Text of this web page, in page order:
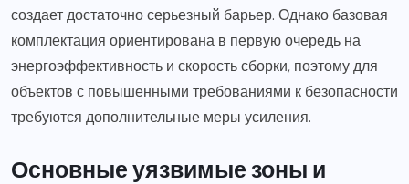
создает достаточно серьезный барьер. Однако базовая
комплектация ориентирована в первую очередь на
энергоэффективность и скорость сборки, поэтому для
объектов с повышенными требованиями к безопасности
требуются дополнительные меры усиления.
Основные уязвимые зоны и